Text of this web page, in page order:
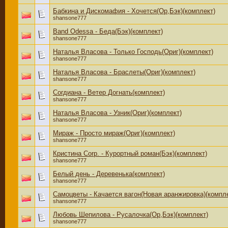
Бабкина и Дискомафия - Хочется(Ор,Бэк)(комплект)
shansone777
Band Odessa - Беда(Бэк)(комплект)
shansone777
Наталья Власова - Только Господь(Ориг)(комплект)
shansone777
Наталья Власова - Браслеты(Ориг)(комплект)
shansone777
Согдиана - Ветер Догнать(комплект)
shansone777
Наталья Власова - Узник(Ориг)(комплект)
shansone777
Мираж - Просто мираж(Ориг)(комплект)
shansone777
Кристина Corp. - Курортный роман(Бэк)(комплект)
shansone777
Белый день - Деревенька(комплект)
shansone777
Самоцветы - Качается вагон(Новая
shansone777
Любовь Шепилова - Русалочка(Ор,Бэк)(комплект)
shansone777